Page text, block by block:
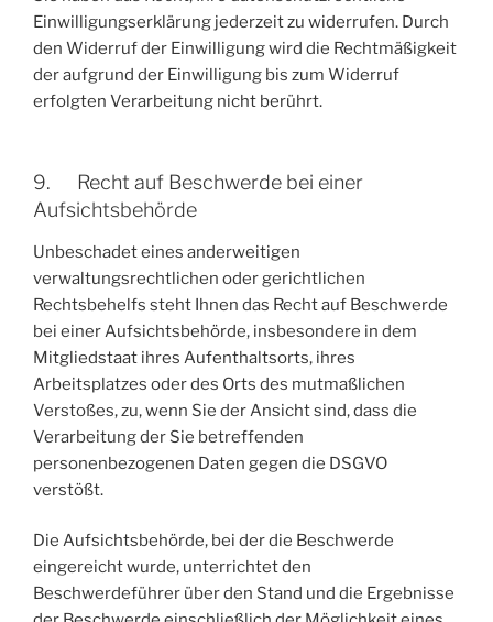
Einwilligungserklärung jederzeit zu widerrufen. Durch
den Widerruf der Einwilligung wird die Rechtmäßigkeit
der aufgrund der Einwilligung bis zum Widerruf
erfolgten Verarbeitung nicht berührt.
9. Recht auf Beschwerde bei einer
Aufsichtsbehörde
Unbeschadet eines anderweitigen
verwaltungsrechtlichen oder gerichtlichen
Rechtsbehelfs steht Ihnen das Recht auf Beschwerde
bei einer Aufsichtsbehörde, insbesondere in dem
Mitgliedstaat ihres Aufenthaltsorts, ihres
Arbeitsplatzes oder des Orts des mutmaßlichen
Verstoßes, zu, wenn Sie der Ansicht sind, dass die
Verarbeitung der Sie betreffenden
personenbezogenen Daten gegen die DSGVO
verstößt.
Die Aufsichtsbehörde, bei der die Beschwerde
eingereicht wurde, unterrichtet den
Beschwerdeführer über den Stand und die Ergebnisse